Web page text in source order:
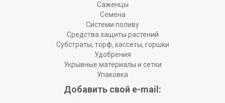
Саженцы
Семена
Системи поливу
Средства защиты растений
Субстраты, торф, кассеты, горшки
Удобрения
Укрывные материалы и сетки
Упаковка
Добавить свой e-mail: